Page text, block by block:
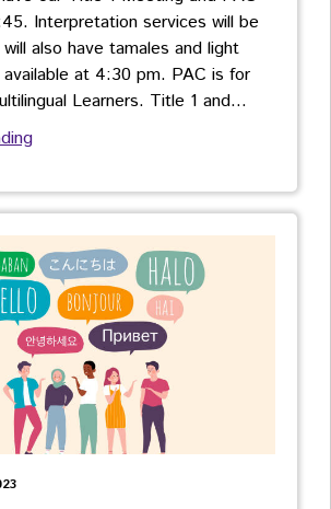
Interpretation services will be
also have tamales and light
at 4:30 pm. PAC is for
Learners. Title 1 and…